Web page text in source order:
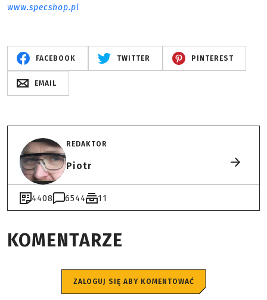
www.specshop.pl
FACEBOOK TWITTER PINTEREST
EMAIL
REDAKTOR
Piotr
4408 6544 11
KOMENTARZE
ZALOGUJ SIĘ ABY KOMENTOWAĆ